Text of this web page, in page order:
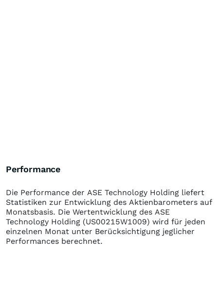
Performance
Die Performance der ASE Technology Holding liefert
Statistiken zur Entwicklung des Aktienbarometers auf
Monatsbasis. Die Wertentwicklung des ASE
Technology Holding (US00215W1009) wird für jeden
einzelnen Monat unter Berücksichtigung jeglicher
Performances berechnet.